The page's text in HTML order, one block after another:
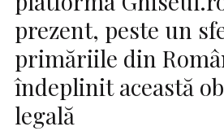
prezent, peste un
primăriile din
îndeplinit această
legală